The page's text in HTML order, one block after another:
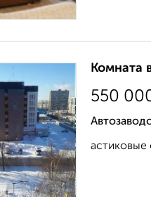
Комната
550
астиковые